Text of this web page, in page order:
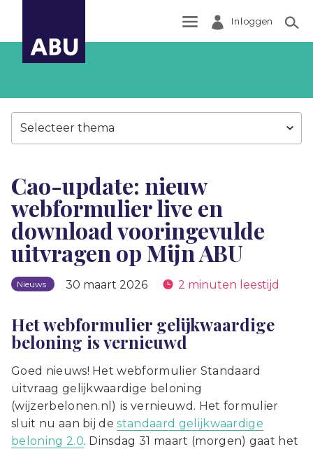
Inloggen
Selecteer thema
Cao-update: nieuw
webformulier live en
download vooringevulde
uitvragen op Mijn ABU
Nieuws 30 maart 2026 2 minuten leestijd
Het webformulier gelijkwaardige
beloning is vernieuwd
Goed nieuws! Het webformulier Standaard
uitvraag gelijkwaardige beloning
(wijzerbelonen.nl) is vernieuwd. Het formulier
sluit nu aan bij destandaard gelijkwaardige
beloning 2.0. Dinsdag 31 maart (morgen) gaat het